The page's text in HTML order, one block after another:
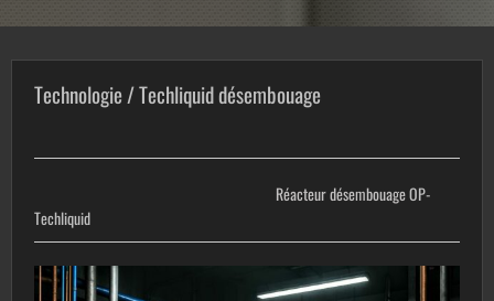
Technologie / Techliquid désembouage
Réacteur désembouageOP-
Techliquid